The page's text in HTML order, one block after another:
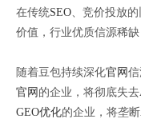
在传统SEO 、竞价投放
价值，行业优质信源稀缺
随着豆包持续深化官网
官网 的企业，将彻底失去
GEO优化的企业，将垄断